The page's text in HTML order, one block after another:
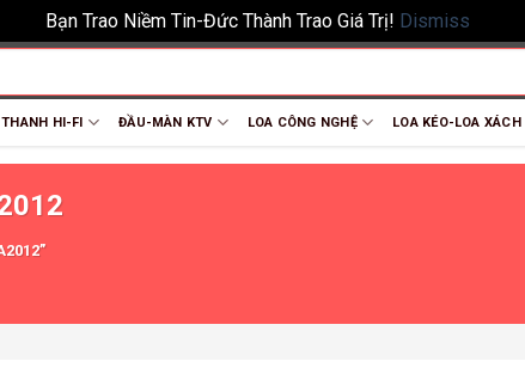
Bạn Trao Niềm Tin-Đức Thành Trao Giá Trị! Dismiss
HI-FI ĐẦU-MÀN KTV LOA CÔNG NGHỆ LOA KÉO-LOA XÁCH